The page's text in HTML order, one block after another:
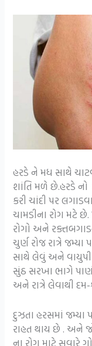
હરડે ને મધ સાથે
શાંતિ મળે છે.હરડે નો
કરી ચાંદી પર
ચામડીના રોગ મટે
રોગો અને
ચુર્ણ રોજ રાત્રે
સાથે લેવું અને
સુંઠ સરખા ભાગે
અને રાત્રે લેવાથી
દુઝતા હરસમાં જમ્યા
રાહત થાય છે . અને
ના રોગ માટે સવારે